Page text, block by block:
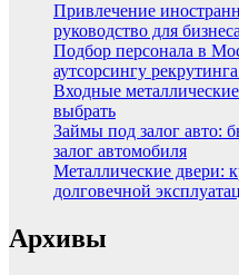
Привлечение
руководство для
Подбор персонала в
аутсорсингу
Входные
выбрать
Займы под залог авто:
залог автомобиля
Металлические двери:
долговечной
Архивы